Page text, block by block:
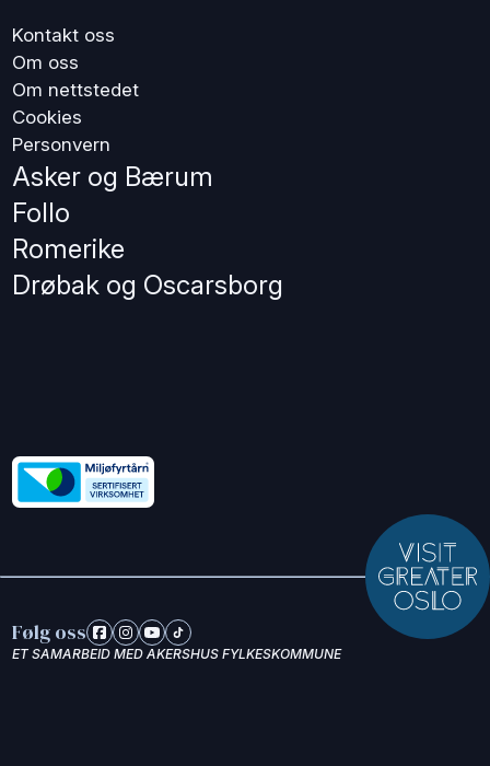
Kontakt oss
Om oss
Om nettstedet
Cookies
Personvern
Asker og Bærum
Follo
Romerike
Drøbak og Oscarsborg
Følg oss
ET SAMARBEID MED AKERSHUS FYLKESKOMMUNE